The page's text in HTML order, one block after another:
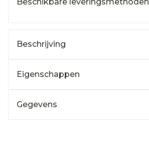
Beschrijving
Eigenschappen
Gegevens